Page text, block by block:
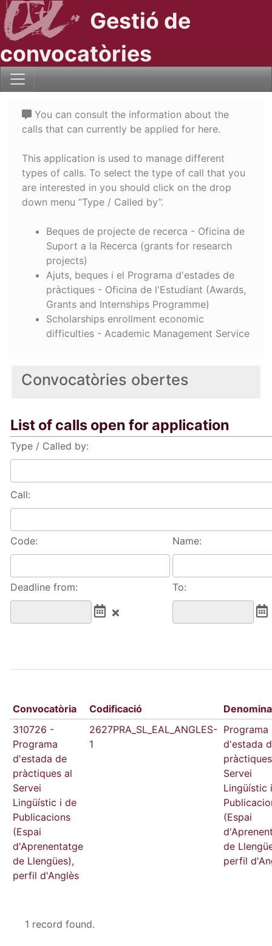
Gestió de
convocatòries
Convocatòries obertes
List of calls open for application
Type / Called by:
Call:
Code: Name:
Deadline from: To:
Convocatòria Codificació
310726 -
Programa
d'estada de
pràctiques al
Servei
Lingüístic i de
Publicacions
(Espai
d'Aprenentatge
de Llengües),
perfil d'Anglès
2627PRA_SL_EAL_ANGLES-
1
Programa
d'estada
Servei
Lingüístic
(Espai
de
perfil
1 record found.
You can consult the information about the
calls that can currently be applied for here.
This application is used to manage different
types of calls. To select the type of call that you
are interested in you should click on the drop
down menu “Type / Called by”.
Beques de projecte de recerca - Oficina de
Suport a la Recerca (grants for research
projects)
Ajuts, beques i el Programa d'estades de
pràctiques - Oficina de l'Estudiant (Awards,
Grants and Internships Programme)
Scholarships enrollment economic
difficulties - Academic Management Service